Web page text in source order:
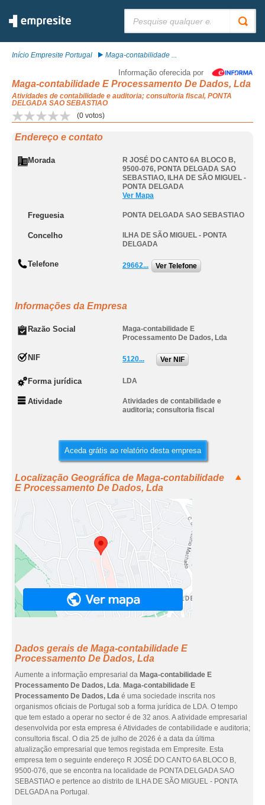
Início Empresite Portugal Maga-contabilidade ...
Informação oferecida por
Maga-contabilidade E Processamento De Dados, Lda
Atividades de contabilidade e auditoria; consultoria fiscal, PONTA
DELGADA SAO SEBASTIAO
(0 votos)
Endereço e contato
Morada
R JOSÉ DO CANTO 6A BLOCO B,
9500-076, PONTA DELGADA SAO
SEBASTIAO, ILHA DE SÃO MIGUEL -
PONTA DELGADA
Ver Mapa
Freguesia PONTA DELGADA SAO SEBASTIAO
Concelho
ILHA DE SÃO MIGUEL - PONTA
DELGADA
Telefone 29662... Ver Telefone
Informações da Empresa
Razão Social
Maga-contabilidade E
Processamento De Dados, Lda
NIF 5120... Ver NIF
Forma jurídica LDA
Atividade
Atividades de contabilidade e
auditoria; consultoria fiscal
Aceda grátis ao relatório desta empresa
Localização Geográfica de Maga-contabilidade
E Processamento De Dados, Lda
Dados gerais de Maga-contabilidade E
Processamento De Dados, Lda
Aumente a informação empresarial da Maga-contabilidade E
Processamento De Dados, Lda. Maga-contabilidade E
Processamento De Dados, Lda é uma sociedade inscrita nos
organismos oficiais de Portugal sob a forma jurídica de LDA. O tempo
que tem estado a operar no sector é de 32 anos. A atividade empresarial
desenvolvida por esta empresa é Atividades de contabilidade e auditoria;
consultoria fiscal. O dia 25 de julho de 2026 é a data da última
atualização empresarial que temos registada em Empresite. Esta
empresa tem o seguinte endereço R JOSÉ DO CANTO 6A BLOCO B,
9500-076, que se encontra na localidade de PONTA DELGADA SAO
SEBASTIAO e pertence ao distrito de ILHA DE SÃO MIGUEL - PONTA
DELGADA na Portugal.